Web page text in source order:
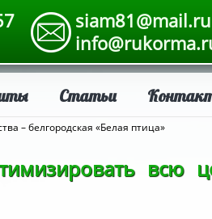
siam81@mail.ru
Статьи
– белгородская «Белая птица»
всю